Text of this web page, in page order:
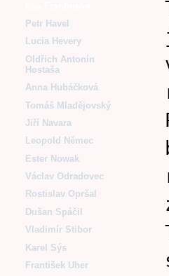
Petr Havel
Lucia Hevery
Oldřich Antonín
Hostaša
Anna Hubáčková
Tomáš Mladějovský
Jiří Navara
Leopold Němec
Ester Nowak
Václav Odradovec
Rostislav Opršal
Dušan Spáčil
Vladimír Stibor
Karel Sýs
František Uher